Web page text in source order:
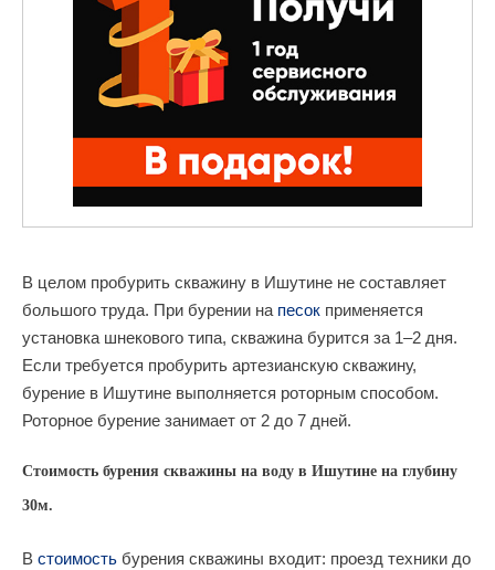
В целом пробурить скважину в Ишутине не составляет
большого труда. При бурении на песок применяется
установка шнекового типа, скважина бурится за 1–2 дня.
Если требуется пробурить артезианскую скважину,
бурение в Ишутине выполняется роторным способом.
Роторное бурение занимает от 2 до 7 дней.
Стоимость бурения скважины на воду в Ишутине на глубину
30м.
В стоимость бурения скважины входит: проезд техники до